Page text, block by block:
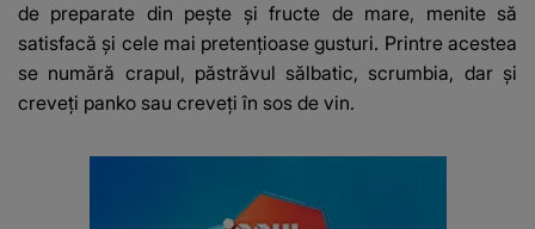
de preparate din pește și fructe de mare, menite să
satisfacă și cele mai pretențioase gusturi. Printre acestea
se numără crapul, păstrăvul sălbatic, scrumbia, dar și
creveți panko sau creveți în sos de vin.